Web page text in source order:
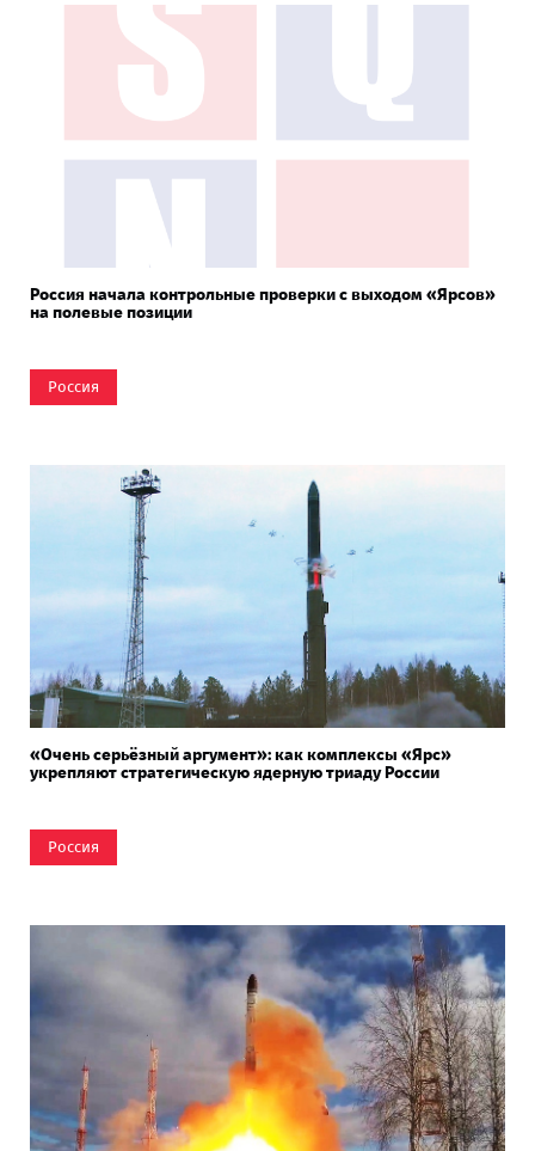
Россия начала контрольные проверки с выходом «Ярсов»
на полевые позиции
Россия
«Очень серьёзный аргумент»: как комплексы «Ярс»
укрепляют стратегическую ядерную триаду России
Россия